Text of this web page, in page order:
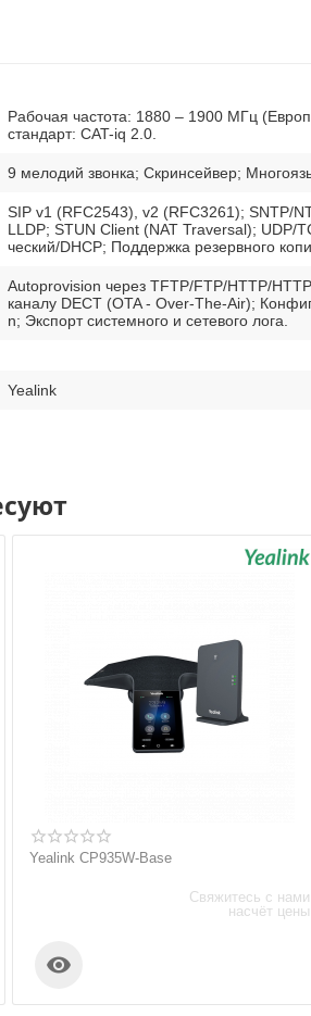
Рабочая частота: 1880 – 1900 МГц
стандарт: CAT-iq 2.0.
9 мелодий звонка; Скринсейвер;
SIP v1 (RFC2543), v2 (RFC3261); SNTP/
LLDP; STUN Client (NAT Traversal); UDP/
ческий/DHCP; Поддержка резервного
Autoprovision через TFTP/FTP/HTTP/
каналу DECT (OTA - Over-The-Air);
n; Экспорт системного и сетевого лога.
Yealink
Yealink CP935W-Base
Свяжитесь с нами
насчёт цены
